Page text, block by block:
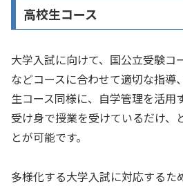
高校生コース
大学入試に向けて、国公立受験コ
などコースに合わせて適切な指導
生コース同様に、自学管理を活用
受け身で授業を受けているだけ、
とが可能です。
多様化する大学入試に対応するた